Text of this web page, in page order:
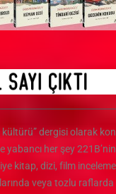
dergisi olarak
yabancı her şey
kitap, dizi, film
veya tozlu raflarda